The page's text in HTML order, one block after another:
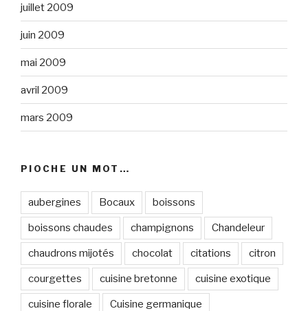
juillet 2009
juin 2009
mai 2009
avril 2009
mars 2009
PIOCHE UN MOT…
aubergines Bocaux boissons
boissons chaudes champignons Chandeleur
chaudrons mijotés chocolat citations citron
courgettes cuisine bretonne cuisine exotique
cuisine florale Cuisine germanique